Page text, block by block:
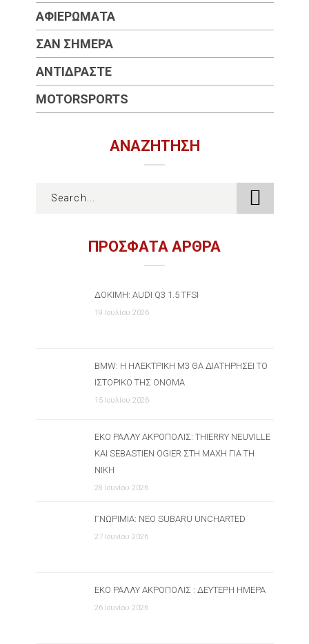
ΑΦΙΕΡΏΜΑΤΑ
ΣΑΝ ΣΉΜΕΡΑ
ΑΝΤΙΔΡΆΣΤΕ
MOTORSPORTS
ΑΝΑΖΉΤΗΣΗ
ΠΡΟΣΦΑΤΑ ΑΡΘΡΑ
ΔΟΚΙΜΉ: AUDI Q3 1.5 TFSI
19 Ιουλίου 2026
BMW: Η ΗΛΕΚΤΡΙΚΉ M3 ΘΑ ΔΙΑΤΗΡΉΣΕΙ ΤΟ
ΙΣΤΟΡΙΚΌ ΤΗΣ ΌΝΟΜΑ
15 Ιουλίου 2026
ΕΚΟ ΡΆΛΛΥ ΑΚΡΌΠΟΛΙΣ: THIERRY NEUVILLE
ΚΑΙ SEBASTIEN OGIER ΣΤΗ ΜΆΧΗ ΓΙΑ ΤΗ
ΝΊΚΗ
28 Ιουνίου 2026
ΓΝΩΡΙΜΊΑ: ΝΈΟ SUBARU UNCHARTED
27 Ιουνίου 2026
ΕΚΟ ΡΆΛΛΥ ΑΚΡΌΠΟΛΙΣ : ΔΕΎΤΕΡΗ ΗΜΈΡΑ
26 Ιουνίου 2026